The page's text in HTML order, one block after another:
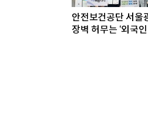
안전보건공단 서울
장벽 허무는 ‘외국